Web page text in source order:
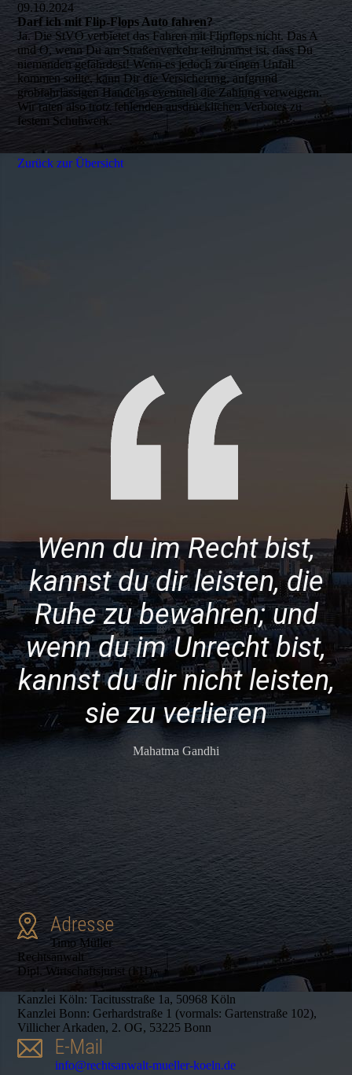
09.10.2024
Darf ich mit Flip-Flops Auto fahren?
Ja. Die StVO verbietet das Fahren mit Flipflops nicht. Das A
und O, wenn Du am Straßenverkehr teilnimmst ist, dass Du
niemanden gefährdest! Wenn es jedoch zu einem Unfall
kommen sollte, kann Dir die Versicherung, aufgrund
grobfahrlässigen Handelns eventuell die Zahlung verweigern.
Wir raten also trotz fehlenden ausdrücklichen Verbotes zu
festem Schuhwerk.
Zurück zur Übersicht
Wenn du im Recht bist,
kannst du dir leisten, die
Ruhe zu bewahren; und
wenn du im Unrecht bist,
kannst du dir nicht leisten,
sie zu verlieren
Mahatma Gandhi
Adresse
Timo Müller
Rechtsanwalt
Dipl. Wirtschaftsjurist (FH)
Kanzlei Köln: Tacitusstraße 1a, 50968 Köln
Kanzlei Bonn: Gerhardstraße 1 (vormals: Gartenstraße 102),
Villicher Arkaden, 2. OG, 53225 Bonn
E-Mail
info@rechtsanwalt-mueller-koeln.de